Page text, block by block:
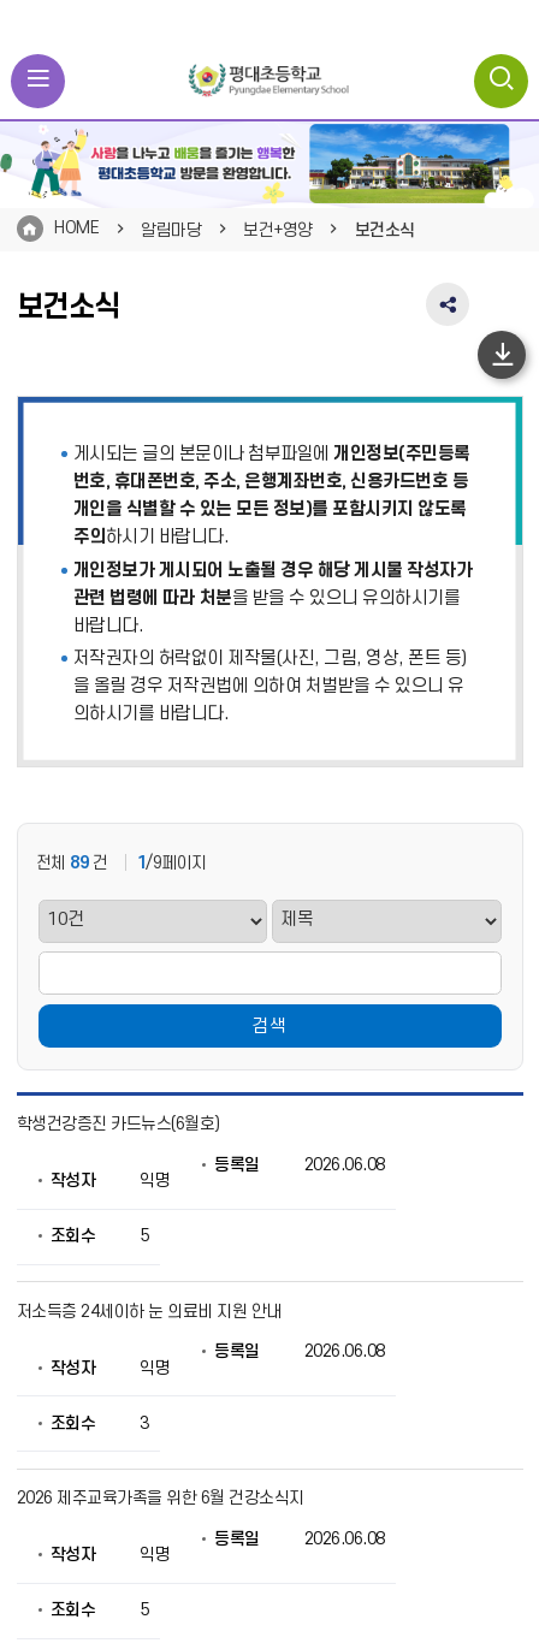
HOME 알림마당 보건+영양 보건소식
보건소식
SNS
역
치
기
게시되는 글의 본문이나 첨부파일에 개인정보(주민등록
번호, 휴대폰번호, 주소, 은행계좌번호, 신용카드번호 등
개인을 식별할 수 있는 모든 정보)를 포함시키지 않도록
주의 하시기 바랍니다.
개인정보가 게시되어 노출될 경우 해당 게시물 작성자가
관련 법령에 따라 처분을 받을 수 있으니 유의하시기를
바랍니다.
저작권자의 허락없이 제작물(사진, 그림, 영상, 폰트 등)
을 올릴 경우 저작권법에 의하여 처벌받을 수 있으니 유
의하시기를 바랍니다.
전체 89 건 1 /9페이지
검색
건
번
호,
제
일,
조
학생건강증진 카드뉴스(6월호)
작성자 익명
등록일 2026.06.08
조회수 5
저소득층 24세이하 눈 의료비 지원 안내
작성자 익명
등록일 2026.06.08
조회수 3
2026 제주교육가족을 위한 6월 건강소식지
작성자 익명
등록일 2026.06.08
조회수 5
하
단